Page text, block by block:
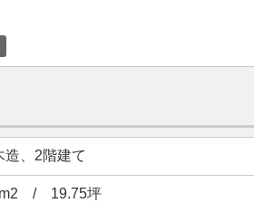
造、2階建て
2 / 19.75坪